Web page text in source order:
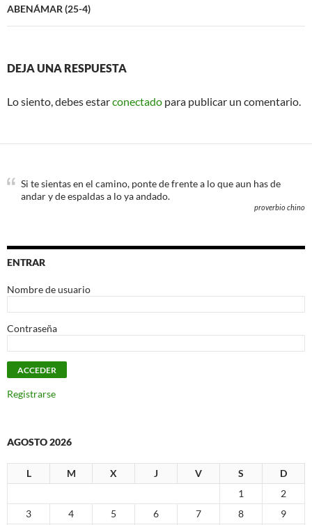
ABENÁMAR (25-4)
DEJA UNA RESPUESTA
Lo siento, debes estarconectado para publicar un comentario.
Si te sientas en el camino, ponte de frente a lo que aun has de
andar y de espaldas a lo ya andado.
proverbio chino
ENTRAR
Nombre de usuario
Contraseña
Registrarse
AGOSTO 2026
L M X J V S
D
1
2
3
4 5 6 7 8
9